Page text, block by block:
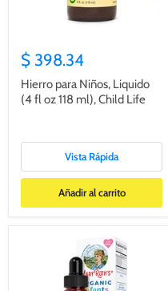
$ 398.34
Hierro para Niños, Liquido
(4 fl oz 118 ml), Child Life
Vista Rápida
Añadir al carrito